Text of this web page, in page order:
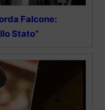
Falcone:
Stato”